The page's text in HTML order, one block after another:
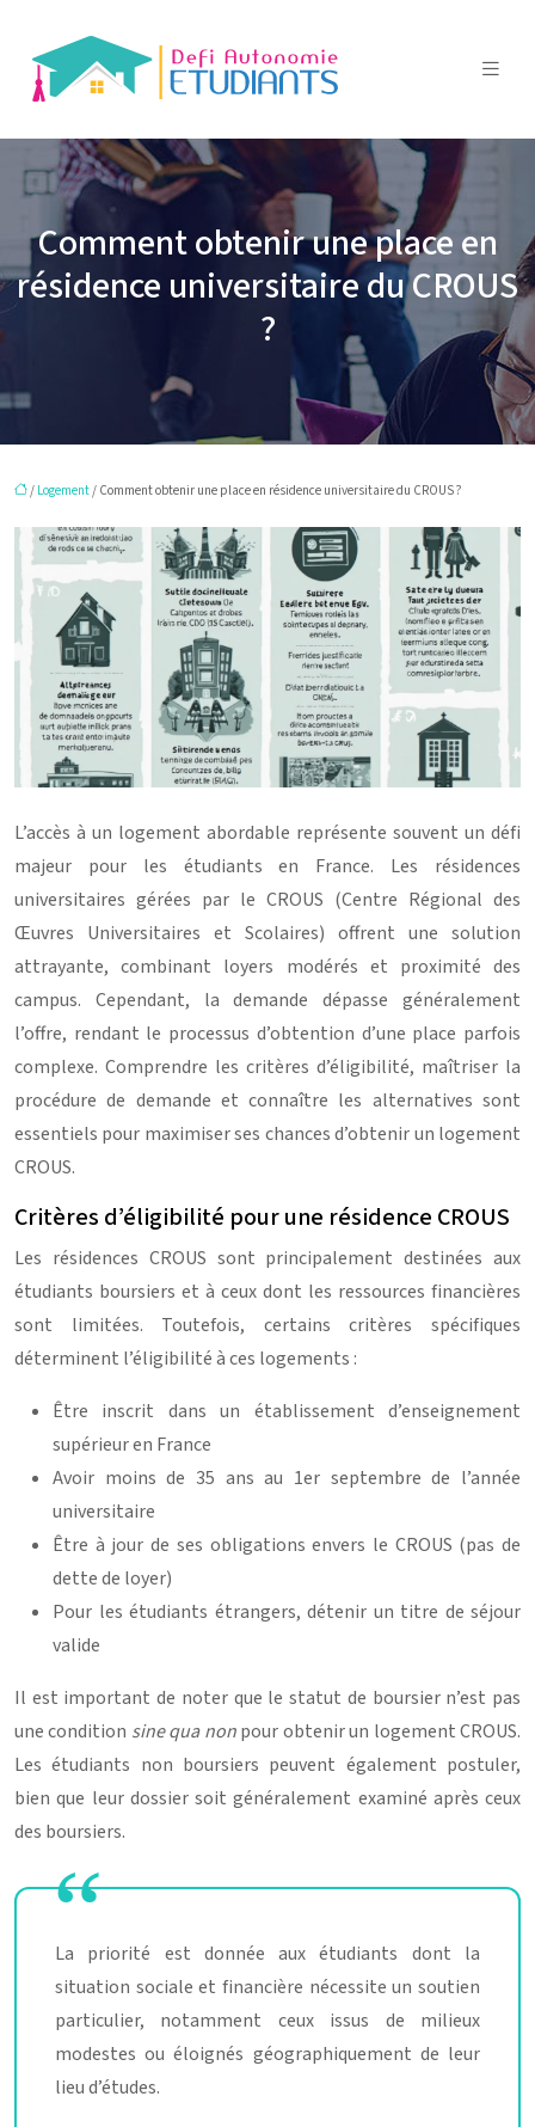
Comment obtenir une place en
résidence universitaire du CROUS
?
/ Logement/ Comment obtenir une place en résidence universitaire du CROUS ?
L’accès à un logement abordable représente souvent un défi
majeur pour les étudiants en France. Les résidences
universitaires gérées par le CROUS (Centre Régional des
Œuvres Universitaires et Scolaires) offrent une solution
attrayante, combinant loyers modérés et proximité des
campus. Cependant, la demande dépasse généralement
l’offre, rendant le processus d’obtention d’une place parfois
complexe. Comprendre les critères d’éligibilité, maîtriser la
procédure de demande et connaître les alternatives sont
essentiels pour maximiser ses chances d’obtenir un logement
CROUS.
Critères d’éligibilité pour une résidence CROUS
Les résidences CROUS sont principalement destinées aux
étudiants boursiers et à ceux dont les ressources financières
sont limitées. Toutefois, certains critères spécifiques
déterminent l’éligibilité à ces logements :
Être inscrit dans un établissement d’enseignement
supérieur en France
Avoir moins de 35 ans au 1er septembre de l’année
universitaire
Être à jour de ses obligations envers le CROUS (pas de
dette de loyer)
Pour les étudiants étrangers, détenir un titre de séjour
valide
Il est important de noter que le statut de boursier n’est pas
une condition sine qua nonpour obtenir un logement CROUS.
Les étudiants non boursiers peuvent également postuler,
bien que leur dossier soit généralement examiné après ceux
des boursiers.
La priorité est donnée aux étudiants dont la
situation sociale et financière nécessite un soutien
particulier, notamment ceux issus de milieux
modestes ou éloignés géographiquement de leur
lieu d’études.